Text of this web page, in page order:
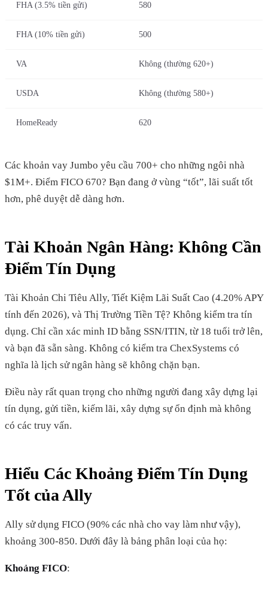
FHA (3.5% tiền gửi) 580
FHA (10% tiền gửi) 500
VA Không (thường 620+)
USDA Không (thường 580+)
HomeReady 620
Các khoản vay Jumbo yêu cầu 700+ cho những ngôi nhà
$1M+. Điểm FICO 670? Bạn đang ở vùng “tốt”, lãi suất tốt
hơn, phê duyệt dễ dàng hơn.
Tài Khoản Ngân Hàng: Không Cần
Điểm Tín Dụng
Tài Khoản Chi Tiêu Ally, Tiết Kiệm Lãi Suất Cao (4.20% APY
tính đến 2026), và Thị Trường Tiền Tệ? Không kiểm tra tín
dụng. Chỉ cần xác minh ID bằng SSN/ITIN, từ 18 tuổi trở lên,
và bạn đã sẵn sàng. Không có kiểm tra ChexSystems có
nghĩa là lịch sử ngân hàng sẽ không chặn bạn.
Điều này rất quan trọng cho những người đang xây dựng lại
tín dụng, gửi tiền, kiếm lãi, xây dựng sự ổn định mà không
có các truy vấn.
Hiểu Các Khoảng Điểm Tín Dụng
Tốt của Ally
Ally sử dụng FICO (90% các nhà cho vay làm như vậy),
khoảng 300-850. Dưới đây là bảng phân loại của họ:
Khoảng FICO: